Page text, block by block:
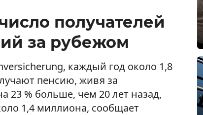
получателей
за рубежом
каждый год около 1,8
пенсию, живя за
23 % больше, чем 20 лет назад,
1,4 миллиона, сообщает